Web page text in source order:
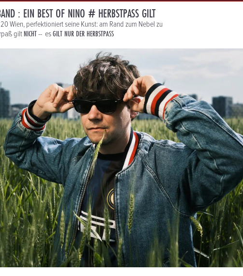
: EIN BEST OF NINO # HERBSTPASS GILT
Wien, perfektioniert seine Kunst: am Rand zum Nebel zu
giltNICHT-- esGILT NUR DER HERBSTPASS